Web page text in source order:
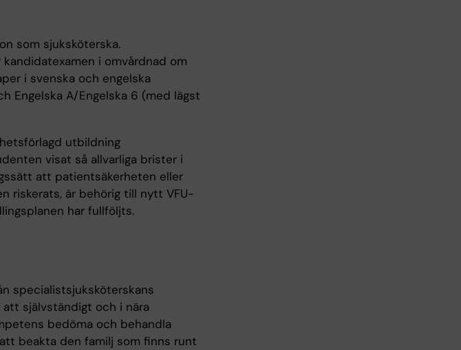
som sjuksköterska.
i omvårdnad om
i svenska och engelska
Engelska A/Engelska 6 (med lägst
utbildning
visat så allvarliga brister i
att patientsäkerheten eller
riskerats, är behörig till nytt VFU-
har fullföljts.
specialistsjuksköterskans
självständigt och i nära
bedöma och behandla
beakta den familj som finns runt